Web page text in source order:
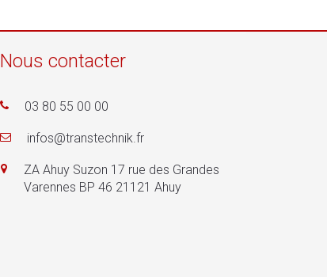
Nous contacter
03 80 55 00 00
infos@transtechnik.fr
ZA Ahuy Suzon 17 rue des Grandes
Varennes BP 46 21121 Ahuy